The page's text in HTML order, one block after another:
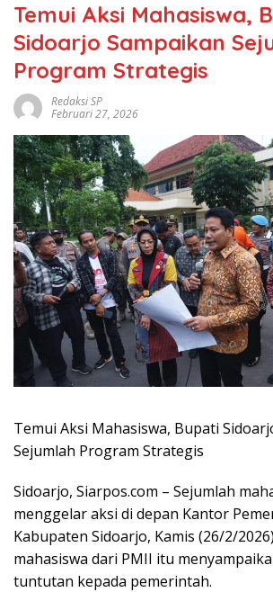
Temui Aksi Mahasiswa,
Sidoarjo Sampaikan
Program Strategis
Redaksi SP
Februari 27, 2026
Temui Aksi Mahasiswa, Bupati
Sejumlah Program Strategis
Sidoarjo, Siarpos.com – Sejumlah
menggelar aksi di depan Kantor
Kabupaten Sidoarjo, Kamis (26/2/
mahasiswa dari PMII itu
tuntutan kepada pemerintah.